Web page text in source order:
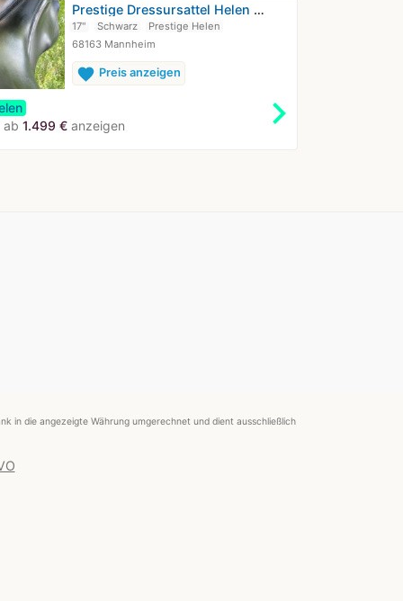
Prestige Dressursattel Helen 17“ KW33
17" Schwarz
Prestige Helen
68163 Mannheim
favorite Preis anzeigen
ab 1.499 € anzeigen chevron_right
in die angezeigte Währung umgerechnet und dient ausschließlich